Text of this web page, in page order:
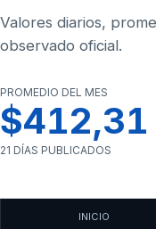
Valores diarios,
observado oficial.
PROMEDIO DEL MES
$412,31
21 DÍAS PUBLICADOS
INICIO